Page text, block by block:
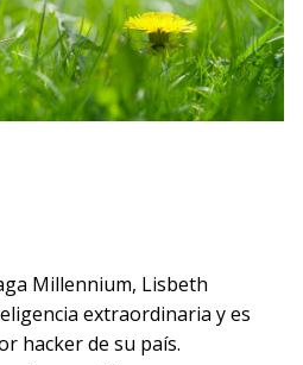
Millennium, Lisbeth
extraordinaria y es
hacker de su país.